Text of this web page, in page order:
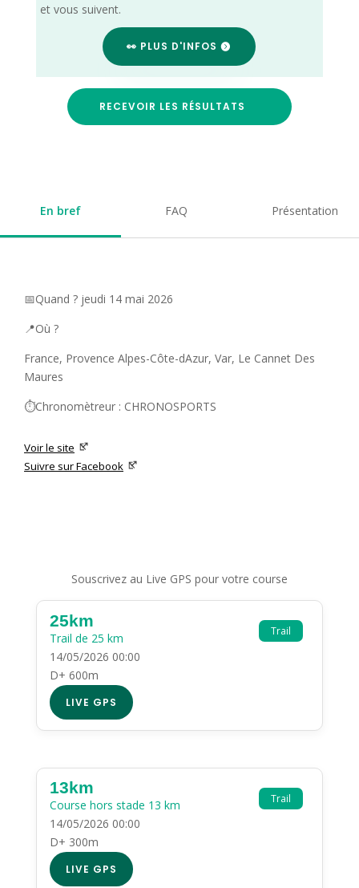
et vous suivent.
👀 PLUS D'INFOS
RECEVOIR LES RÉSULTATS
En bref FAQ Présentation
📅Quand ? jeudi 14 mai 2026
📍Où ?
France, Provence Alpes-Côte-dAzur, Var, Le Cannet Des
Maures
⏱️Chronomètreur : CHRONOSPORTS
Voir le site
Suivre sur Facebook
Souscrivez au Live GPS pour votre course
Trail
25km
Trail de 25 km
14/05/2026 00:00
D+ 600m
LIVE GPS
Trail
13km
Course hors stade 13 km
14/05/2026 00:00
D+ 300m
LIVE GPS